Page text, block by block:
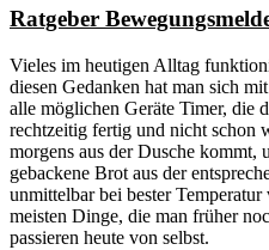
Ratgeber
Vieles im heutigen Alltag
diesen Gedanken hat man sich
alle möglichen Geräte Timer, die
rechtzeitig fertig und nicht schon
morgens aus der Dusche kommt,
gebackene Brot aus der
unmittelbar bei bester
meisten Dinge, die man früher
passieren heute von selbst.